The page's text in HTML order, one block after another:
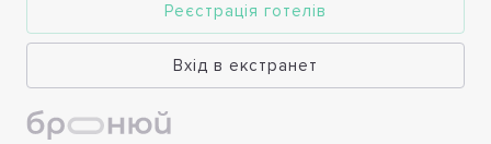
Реєстрація готелів
Вхід в екстранет